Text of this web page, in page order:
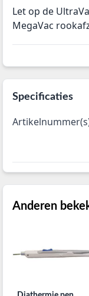
Let op de
MegaVac
Specificaties
Anderen